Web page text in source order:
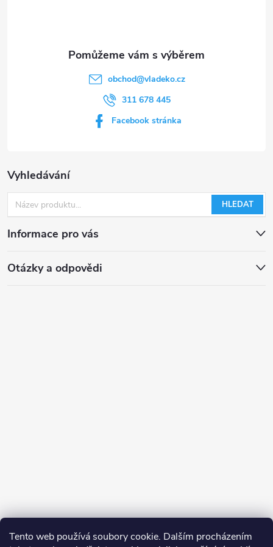
Tento web používá soubory cookie. Dalším procházením
u
Vyhledávání
HLEDAT
Informace pro vás
Otázky a odpovědi
obchod@vladeko.cz
311 678 445
Facebook stránka